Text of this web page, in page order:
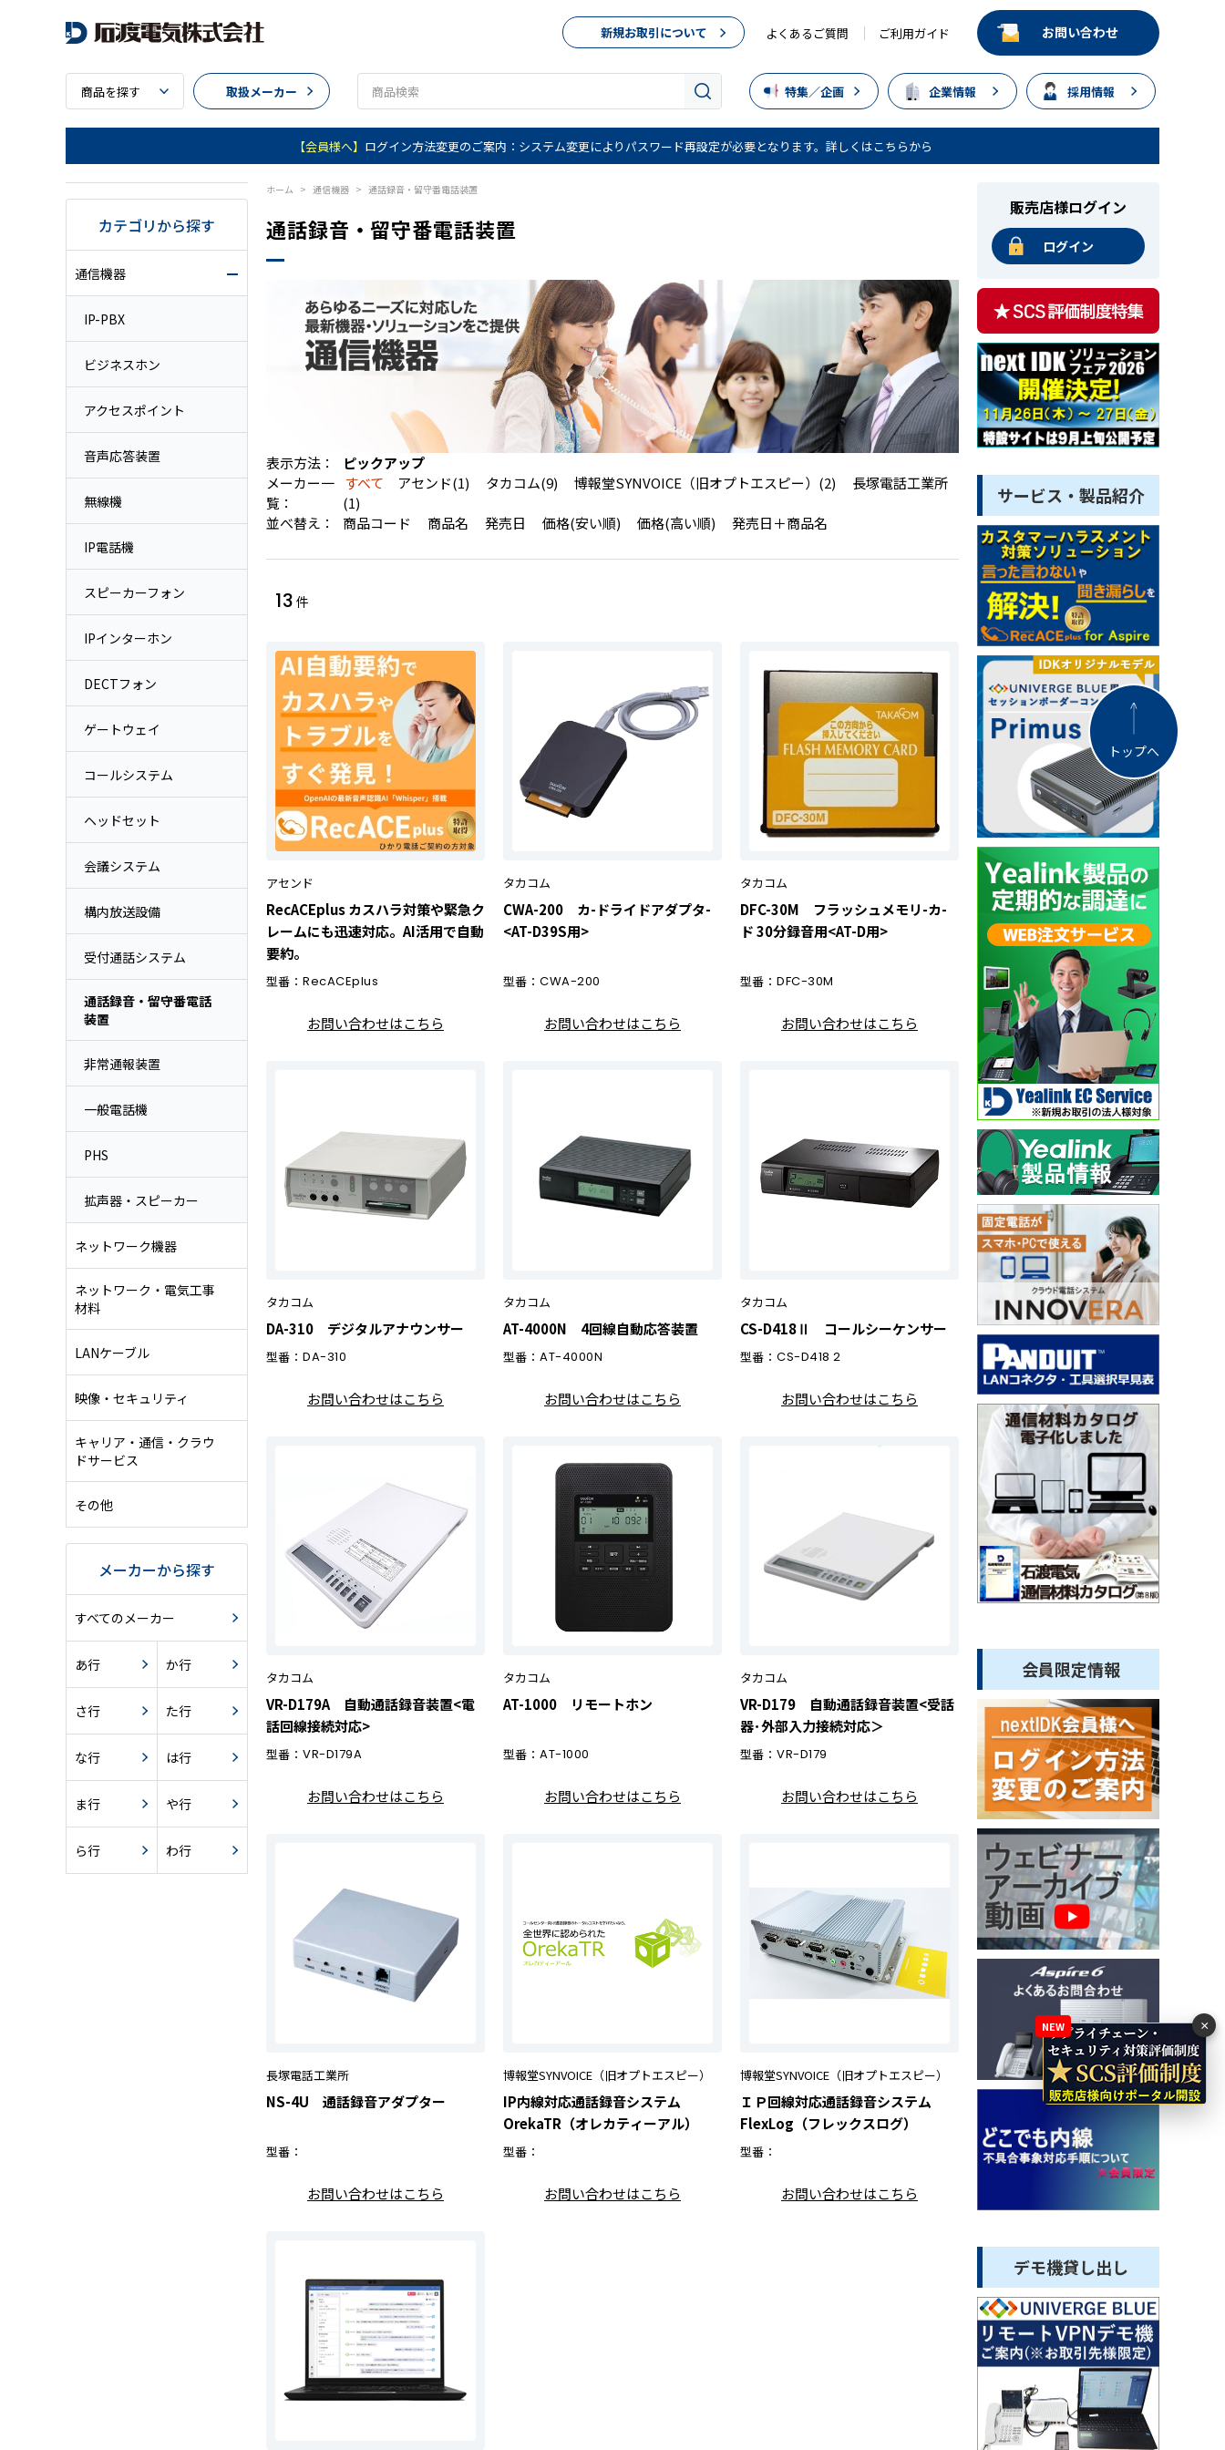
トップへ
新規お取引について よくあるご質問 ご利用ガイド お問い合わせ
商品を探す 取扱メーカー 特集／企画 企業情報 採用情報
【会員様へ】 ログイン方法変更のご案内：システム変更によりパスワード再設定が必要となります。詳しくはこちらから
ホーム > 通信機器 > 通話録音・留守番電話装置
通話録音・留守番電話装置
表示方法：
ピックアップ
メーカー一
覧：
すべて アセンド(1) タカコム(9) 博報堂SYNVOICE（旧オプトエスピー）(2)
長塚電話工業所
(1)
並べ替え：
商品コード 商品名 発売日 価格(安い順) 価格(高い順) 発売日＋商品名
13 件
アセンド
RecACEplus カスハラ対策や緊急ク
レームにも迅速対応。AI活用で自動
要約。
型番： RecACEplus
お問い合わせはこちら
タカコム
CWA-200 カ-ドライドアダプタ-
<AT-D39S用>
型番： CWA-200
お問い合わせはこちら
タカコム
DFC-30M フラッシュメモリ-カ-
ド 30分録音用<AT-D用>
型番： DFC-30M
お問い合わせはこちら
タカコム
DA-310 デジタルアナウンサー
型番： DA-310
お問い合わせはこちら
タカコム
AT-4000N 4回線自動応答装置
型番： AT-4000N
お問い合わせはこちら
タカコム
CS-D418Ⅱ コールシーケンサー
型番： CS-D418 2
お問い合わせはこちら
タカコム
VR-D179A 自動通話録音装置<電
話回線接続対応>
型番： VR-D179A
お問い合わせはこちら
タカコム
AT-1000 リモートホン
型番： AT-1000
お問い合わせはこちら
タカコム
VR-D179 自動通話録音装置<受話
器･外部入力接続対応＞
型番： VR-D179
お問い合わせはこちら
長塚電話工業所
NS-4U 通話録音アダプター
型番：
お問い合わせはこちら
博報堂SYNVOICE（旧オプトエスピー）
IP内線対応通話録音システム
OrekaTR（オレカティーアル）
型番：
お問い合わせはこちら
博報堂SYNVOICE（旧オプトエスピー）
ＩＰ回線対応通話録音システム
FlexLog（フレックスログ）
型番：
お問い合わせはこちら
カテゴリから探す
通信機器
IP-PBX
ビジネスホン
アクセスポイント
音声応答装置
無線機
IP電話機
スピーカーフォン
IPインターホン
DECTフォン
ゲートウェイ
コールシステム
ヘッドセット
会議システム
構内放送設備
受付通話システム
通話録音・留守番電話
装置
非常通報装置
一般電話機
PHS
拡声器・スピーカー
ネットワーク機器
ネットワーク・電気工事
材料
LANケーブル
映像・セキュリティ
キャリア・通信・クラウ
ドサービス
その他
メーカーから探す
すべてのメーカー
あ行 か行
さ行 た行
な行 は行
ま行 や行
ら行 わ行
販売店様ログイン
ログイン
サービス・製品紹介
会員限定情報
デモ機貸し出し
NEW ×